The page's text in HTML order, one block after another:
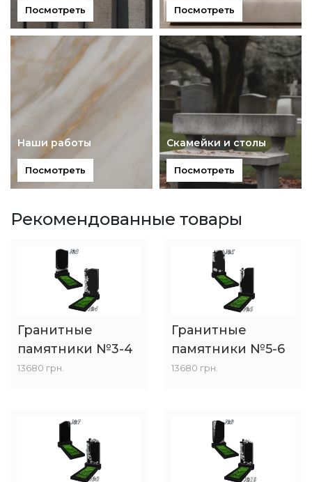
Посмотреть Посмотреть
Наши работы
Посмотреть
Скамейки и столы
Посмотреть
Рекомендованные товары
Гранитные
памятники №3-4
13680 грн.
Гранитные
памятники №5-6
13680 грн.